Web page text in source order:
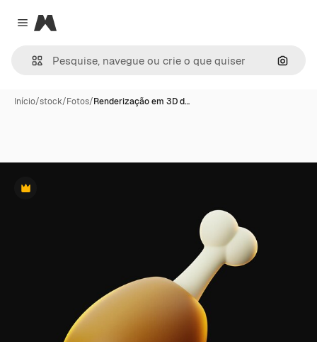
Close menu
Magnific
Início/stock/Fotos/Renderização em 3D d…
Premium